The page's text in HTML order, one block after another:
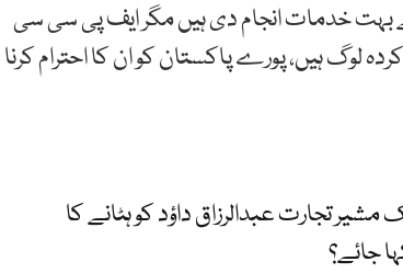
نے بہت خدمات انجام دی ہیں مگر ایف پی سی سی
لوگ ہیں، پورے پاکستان کو ان کا احترام کرنا
تجارت عبدالرزاق داؤد کو ہٹانے کا
جائے؟